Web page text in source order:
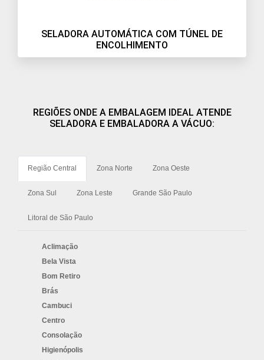
SELADORA AUTOMÁTICA COM TÚNEL DE
ENCOLHIMENTO
REGIÕES ONDE A EMBALAGEM IDEAL ATENDE
SELADORA E EMBALADORA A VÁCUO:
Região Central Zona Norte Zona Oeste
Zona Sul Zona Leste Grande São Paulo
Litoral de São Paulo
Aclimação
Bela Vista
Bom Retiro
Brás
Cambuci
Centro
Consolação
Higienópolis